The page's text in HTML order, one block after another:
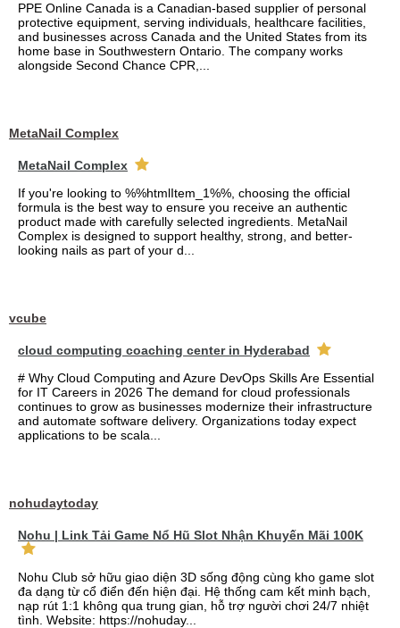
PPE Online Canada is a Canadian-based supplier of personal
protective equipment, serving individuals, healthcare facilities,
and businesses across Canada and the United States from its
home base in Southwestern Ontario. The company works
alongside Second Chance CPR,...
MetaNail Complex
MetaNail Complex
If you're looking to %%htmlItem_1%%, choosing the official
formula is the best way to ensure you receive an authentic
product made with carefully selected ingredients. MetaNail
Complex is designed to support healthy, strong, and better-
looking nails as part of your d...
vcube
cloud computing coaching center in Hyderabad
# Why Cloud Computing and Azure DevOps Skills Are Essential
for IT Careers in 2026 The demand for cloud professionals
continues to grow as businesses modernize their infrastructure
and automate software delivery. Organizations today expect
applications to be scala...
nohudaytoday
Nohu | Link Tải Game Nổ Hũ Slot Nhận Khuyến Mãi 100K
Nohu Club sở hữu giao diện 3D sống động cùng kho game slot
đa dạng từ cổ điển đến hiện đại. Hệ thống cam kết minh bạch,
nạp rút 1:1 không qua trung gian, hỗ trợ người chơi 24/7 nhiệt
tình. Website: https://nohuday...